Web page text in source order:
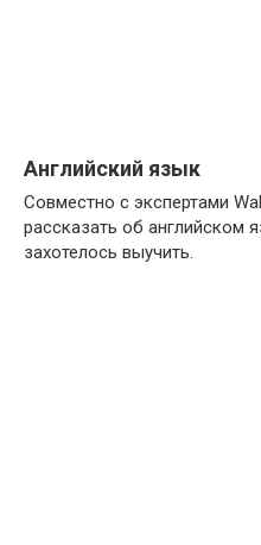
Английский язык
Совместно с экспертами
рассказать об английском
захотелось выучить.